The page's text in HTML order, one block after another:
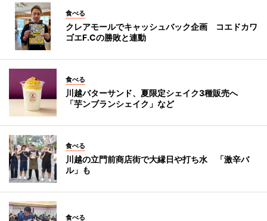
食べる
クレアモールでキャッシュバック企画 コエドカワ
ゴエF.Cの勝敗と連動
食べる
川越バターサンド、夏限定シェイク3種販売へ
「芋ンブランシェイク」など
食べる
川越の立門前商店街で大縁日や打ち水 「激辛バ
ル」も
食べる